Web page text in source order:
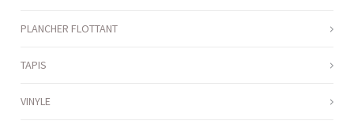
PLANCHER FLOTTANT
TAPIS
VINYLE